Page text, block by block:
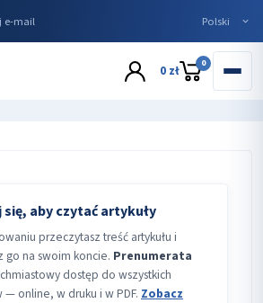
e-mail
0 zł 0
aby czytać artykuły
przeczytasz treść artykułu i
go na swoim koncie. Prenumerata
dostęp do wszystkich
— online, w druku i w PDF. Zobacz